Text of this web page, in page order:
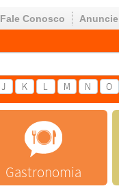
Fale Conosco Anuncie
J K L M N O
Gastronomia